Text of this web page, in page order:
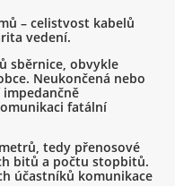
– celistvost kabelů
vedení.
sběrnice, obvykle
Neukončená nebo
fatální
tedy přenosové
bitů a počtu stopbitů.
účastníků komunikace